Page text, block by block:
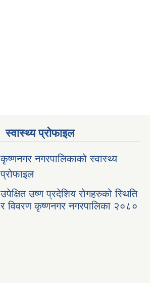
स्वास्थ्य प्रोफाइल
कृष्णनगर नगरपालिकाको स्वास्थ्य
प्रोफाइल
उपेक्षित उष्ण प्रदेशिय रोगहरुको स्थिति
र विवरण कृष्णनगर नगरपालिका २०८०